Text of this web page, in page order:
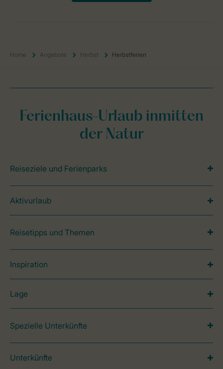
Home Angebote Herbst Herbstferien
Ferienhaus-Urlaub inmitten
der Natur
Reiseziele und Ferienparks
Aktivurlaub
Reisetipps und Themen
Inspiration
Lage
Spezielle Unterkünfte
Unterkünfte